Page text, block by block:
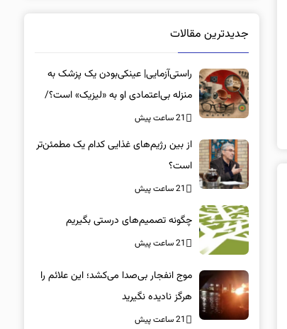
جدیدترین مقالات
راستی‌آزمایی| عینکی‌بودن یک پزشک به
منزله بی‌اعتمادی او به «لیزیک» است؟/
جراحان، چشم فرزندان خود را لیزیک
می‌کنند؟
21 ساعت پیش
از بین رژیم‌های غذایی کدام یک مطمئن‌تر
است؟‌
21 ساعت پیش
چگونه تصمیم‌های درستی بگیریم
21 ساعت پیش
موج انفجار بی‌صدا می‌کشد؛ این علائم را
هرگز نادیده نگیرید
21 ساعت پیش